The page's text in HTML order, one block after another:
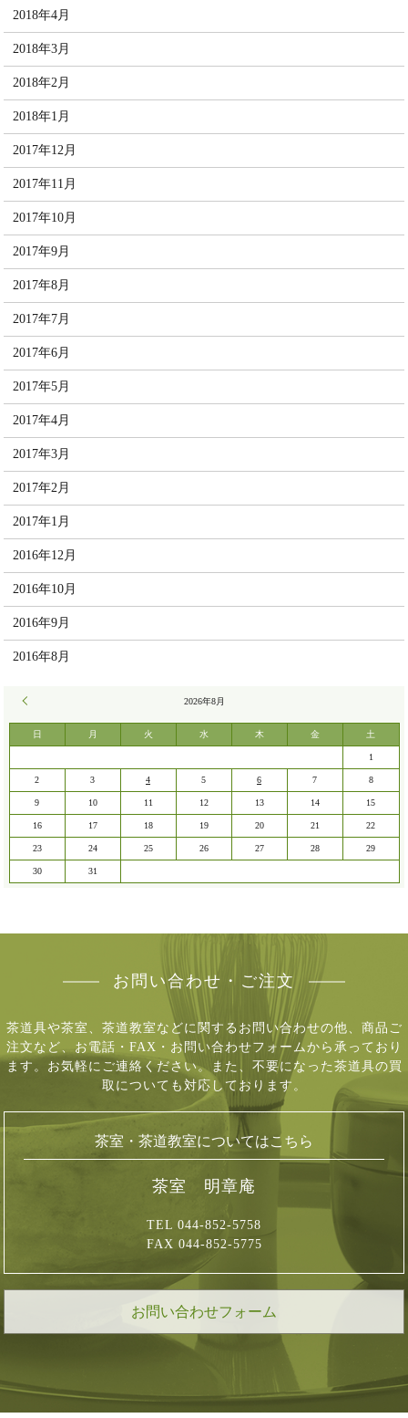
2018年4月
2018年3月
2018年2月
2018年1月
2017年12月
2017年11月
2017年10月
2017年9月
2017年8月
2017年7月
2017年6月
2017年5月
2017年4月
2017年3月
2017年2月
2017年1月
2016年12月
2016年10月
2016年9月
2016年8月
2026年8月
日 月 火 水 木 金 土
1
2 3 4 5 6 7 8
9 10 11 12 13 14 15
16 17 18 19 20 21 22
23 24 25 26 27 28 29
30 31
お問い合わせ・ご注文
茶道具や茶室、茶道教室などに関するお問い合わせの他、商品ご
注文など、 お電話・FAX・お問い合わせフォームから承っており
ます。お気軽にご連絡ください。 また、不要になった茶道具の買
取についても対応しております。
茶室・茶道教室についてはこちら
茶室 明章庵
TEL 044-852-5758
FAX 044-852-5775
お問い合わせフォーム